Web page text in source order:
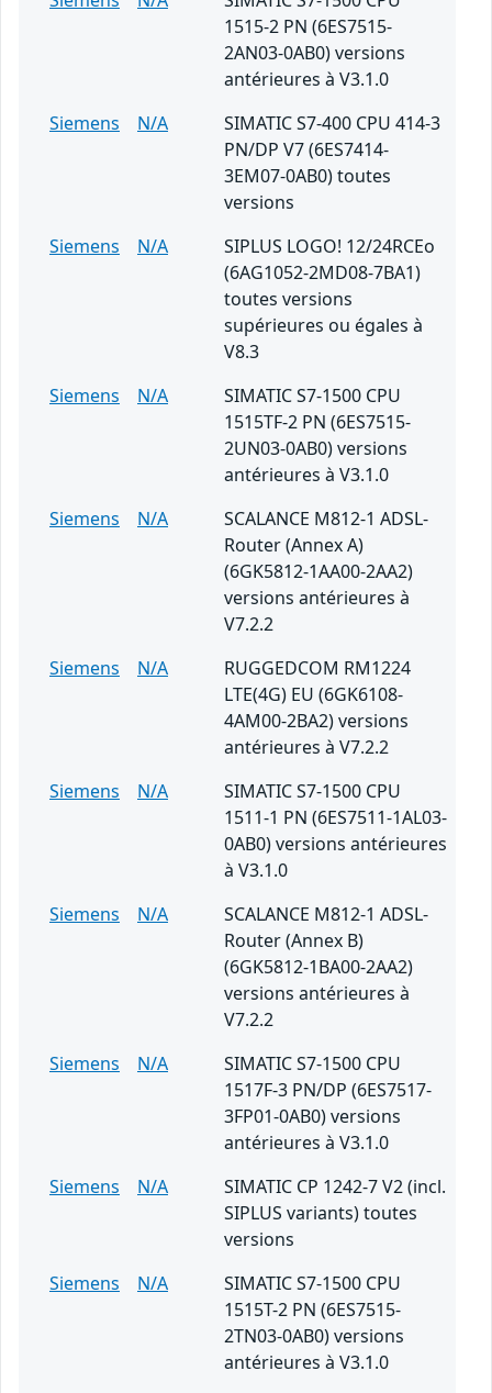
1515-2 PN (6ES7515-
2AN03-0AB0) versions
antérieures à V3.1.0
Siemens
N/A
SIMATIC S7-400 CPU 414-3
PN/DP V7 (6ES7414-
3EM07-0AB0) toutes
versions
Siemens
N/A
SIPLUS LOGO! 12/24RCEo
(6AG1052-2MD08-7BA1)
toutes versions
supérieures ou égales à
V8.3
Siemens
N/A
SIMATIC S7-1500 CPU
1515TF-2 PN (6ES7515-
2UN03-0AB0) versions
antérieures à V3.1.0
Siemens
N/A
SCALANCE M812-1 ADSL-
Router (Annex A)
(6GK5812-1AA00-2AA2)
versions antérieures à
V7.2.2
Siemens
N/A
RUGGEDCOM RM1224
LTE(4G) EU (6GK6108-
4AM00-2BA2) versions
antérieures à V7.2.2
Siemens
N/A
SIMATIC S7-1500 CPU
1511-1 PN (6ES7511-1AL03-
0AB0) versions antérieures
à V3.1.0
Siemens
N/A
SCALANCE M812-1 ADSL-
Router (Annex B)
(6GK5812-1BA00-2AA2)
versions antérieures à
V7.2.2
Siemens
N/A
SIMATIC S7-1500 CPU
1517F-3 PN/DP (6ES7517-
3FP01-0AB0) versions
antérieures à V3.1.0
Siemens
N/A
SIMATIC CP 1242-7 V2 (incl.
SIPLUS variants) toutes
versions
Siemens
N/A
SIMATIC S7-1500 CPU
1515T-2 PN (6ES7515-
2TN03-0AB0) versions
antérieures à V3.1.0